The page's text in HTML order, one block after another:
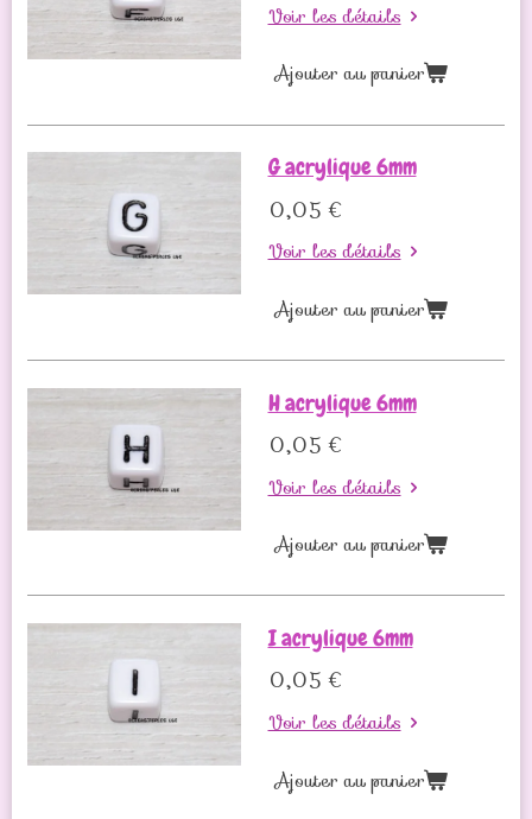
Voir les détails
Ajouter au panier
G acrylique 6mm
0,05 €
Voir les détails
Ajouter au panier
H acrylique 6mm
0,05 €
Voir les détails
Ajouter au panier
I acrylique 6mm
0,05 €
Voir les détails
Ajouter au panier